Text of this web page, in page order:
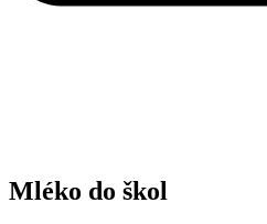
Mléko do škol